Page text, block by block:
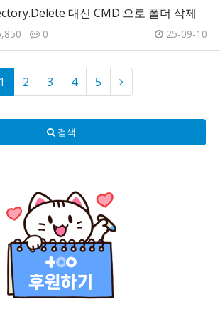
대신 CMD 으로 폴더 삭제
0 25-09-10
1 2 3 4 5
검색